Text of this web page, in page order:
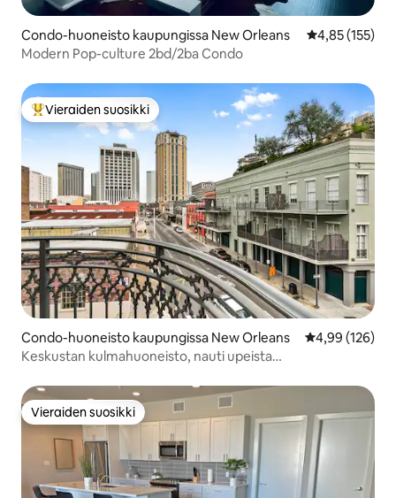
Condo-huoneisto kaupungissa New Orleans
4,85 (155)
Modern Pop-culture 2bd/2ba Condo
Vieraiden suosikkien parhaimmistoa
Vieraiden suosikki
Condo-huoneisto kaupungissa New Orleans
4,99 (126)
Keskustan kulmahuoneisto, nauti upeista
Vieraiden suosikki
Vieraiden suosikki